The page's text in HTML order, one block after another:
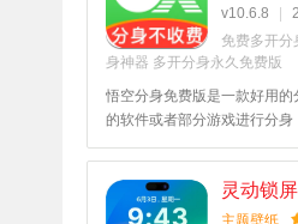
v10.6.8
免费多开分
身神器 多开分身永久免费版
悟空分身免费版是一款好用
的软件或者部分游戏进行分身
让用户能够快速的同步进行
灵动锁
主题壁纸